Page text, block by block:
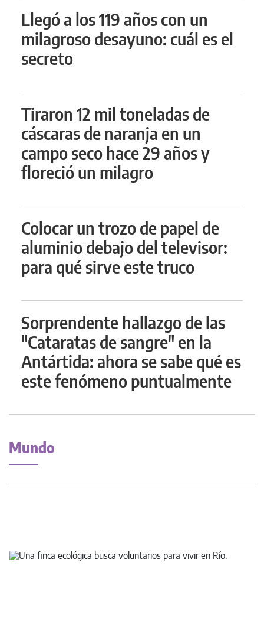
Llegó a los 119 años con un
milagroso desayuno: cuál es el
secreto
Tiraron 12 mil toneladas de
cáscaras de naranja en un
campo seco hace 29 años y
floreció un milagro
Colocar un trozo de papel de
aluminio debajo del televisor:
para qué sirve este truco
Sorprendente hallazgo de las
"Cataratas de sangre" en la
Antártida: ahora se sabe qué es
este fenómeno puntualmente
Mundo